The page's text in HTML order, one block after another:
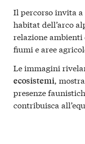
Il percorso invita
habitat dell’arco
relazione ambienti
fiumi e aree
Le immagini
ecosistemi,
presenze
contribuisca